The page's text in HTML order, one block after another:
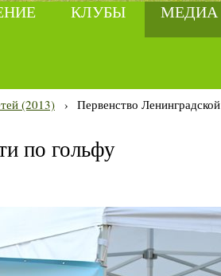
КЛУБЫ МЕДИА
(2013) › Первенство Ленинградской
по гольфу